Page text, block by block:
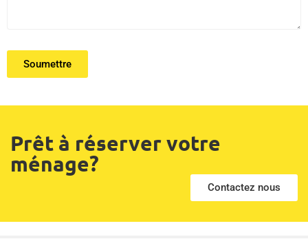
Soumettre
Prêt à réserver votre
ménage?
Contactez nous